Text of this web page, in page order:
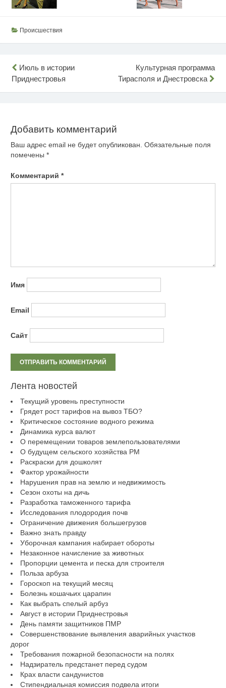
Происшествия
Навигация
по
Июль в истории
Приднестровья
Культурная программа
Тирасполя и Днестровска
Добавить комментарий
Ваш адрес email не будет опубликован. Обязательные поля
помечены *
Комментарий *
Имя
Email
Сайт
Лента новостей
Текущий уровень преступности
Грядет рост тарифов на вывоз ТБО?
Критическое состояние водного режима
Динамика курса валют
О перемещении товаров землепользователями
О будущем сельского хозяйства РМ
Раскраски для дошколят
Фактор урожайности
Нарушения прав на землю и недвижимость
Сезон охоты на дичь
Разработка таможенного тарифа
Исследования плодородия почв
Ограничение движения большегрузов
Важно знать правду
Уборочная кампания набирает обороты
Незаконное начисление за животных
Пропорции цемента и песка для строителя
Польза арбуза
Гороскоп на текущий месяц
Болезнь кошачьих царапин
Как выбрать спелый арбуз
Август в истории Приднестровья
День памяти защитников ПМР
Совершенствование выявления аварийных участков
дорог
Требования пожарной безопасности на полях
Надзиратель предстанет перед судом
Крах власти сандунистов
Стипендиальная комиссия подвела итоги